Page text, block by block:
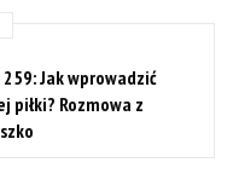
Jak wprowadzić
piłki? Rozmowa z